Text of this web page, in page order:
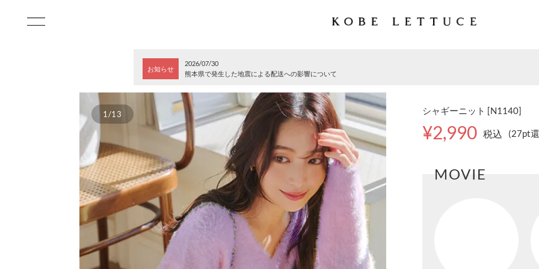
お知らせ
2026/07/30
熊本県で発生した地震による配送への影響について
1/13 シャギーニット [N1140]
¥2,990 税込 (27pt
MOVIE